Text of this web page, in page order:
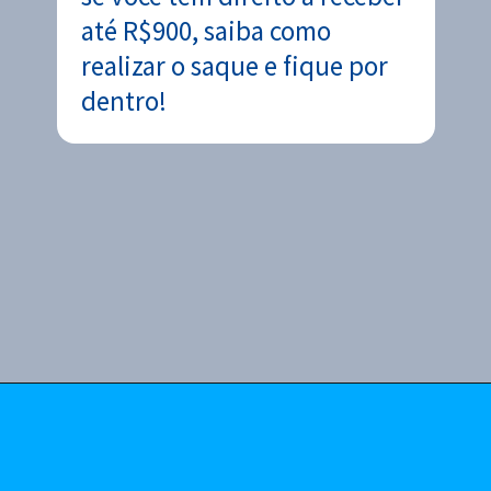
até R$900, saiba como
realizar o saque e fique por
dentro!